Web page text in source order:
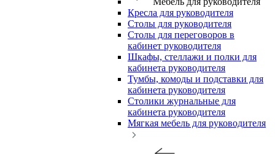
Кресла для руководителя
Столы для руководителя
Столы для переговоров в
кабинет руководителя
Шкафы, стеллажи и полки для
кабинета руководителя
Тумбы, комоды и подставки для
кабинета руководителя
Столики журнальные для
кабинета руководителя
Мягкая мебель для руководителя